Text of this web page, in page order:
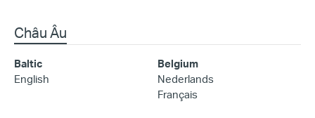
Châu Âu
Baltic
English
Belgium
Nederlands
Français